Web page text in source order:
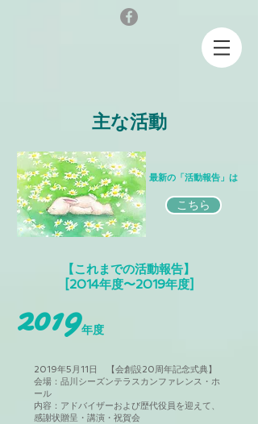
主な活動
【これまでの活動報告】
[2014年度〜2019年度]
最新の「活動報告」は
こちら
2019年度
2019年5月11日 【会創設20周年記念式典】
会場：品川シーズンテラスカンファレンス・ホ
ール
内容：アドバイザーおよび歴代役員を迎えて、
感謝状贈呈・講演・祝賀会